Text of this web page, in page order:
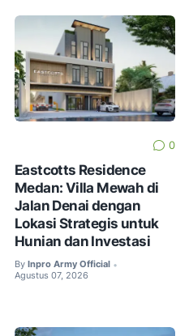
0
Eastcotts Residence
Medan: Villa Mewah di
Jalan Denai dengan
Lokasi Strategis untuk
Hunian dan Investasi
By Inpro Army Official •
Agustus 07, 2026